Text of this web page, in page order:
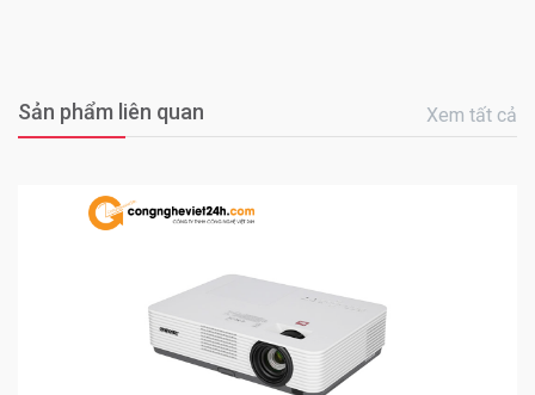
Sản phẩm liên quan Xem tất cả